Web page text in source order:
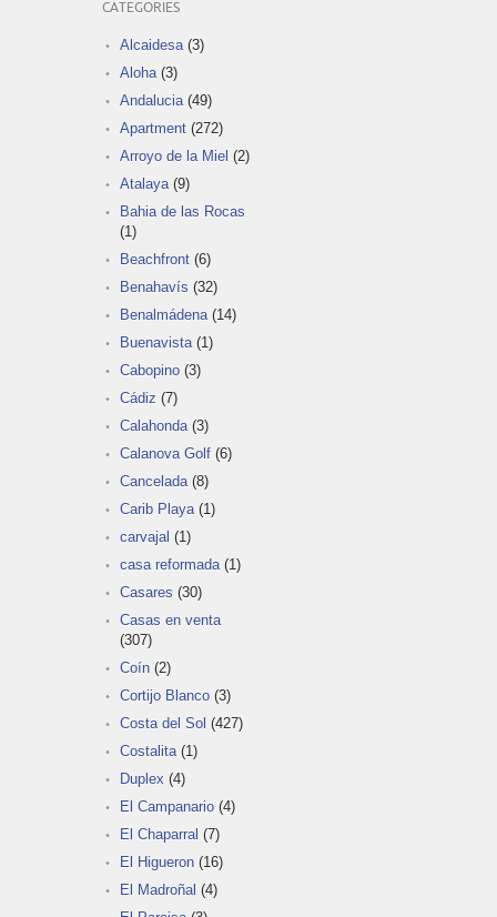
CATEGORIES
Alcaidesa (3)
Aloha (3)
Andalucia (49)
Apartment (272)
Arroyo de la Miel (2)
Atalaya (9)
Bahia de las Rocas
(1)
Beachfront (6)
Benahavís (32)
Benalmádena (14)
Buenavista (1)
Cabopino (3)
Cádiz (7)
Calahonda (3)
Calanova Golf (6)
Cancelada (8)
Carib Playa (1)
carvajal (1)
casa reformada (1)
Casares (30)
Casas en venta
(307)
Coín (2)
Cortijo Blanco (3)
Costa del Sol (427)
Costalita (1)
Duplex (4)
El Campanario (4)
El Chaparral (7)
El Higueron (16)
El Madroñal (4)